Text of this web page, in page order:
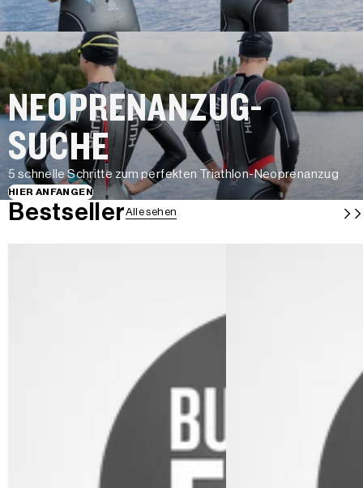
NEOPRENANZUG-
SUCHE
5 schnelle Schritte zum perfekten Triathlon-Neoprenanzug
HIER ANFANGEN
BestsellerAlle sehen